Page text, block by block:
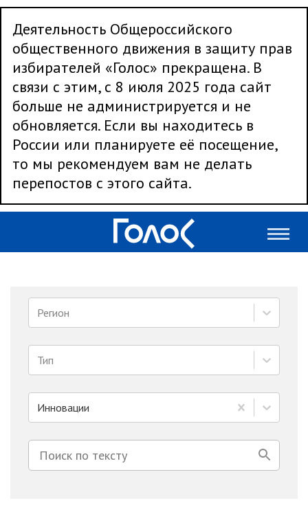
Деятельность Общероссийского
общественного движения в защиту прав
избирателей «Голос» прекращена. В
связи с этим, с 8 июля 2025 года сайт
больше не администрируется и не
обновляется. Если вы находитесь в
России или планируете её посещение,
то мы рекомендуем вам не делать
перепостов с этого сайта.
Регион
Тип
Инновации